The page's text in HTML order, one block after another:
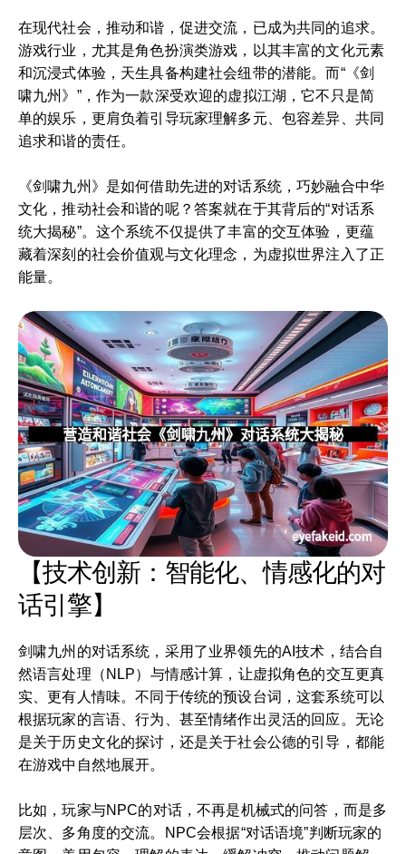
在现代社会，推动和谐，促进交流，已成为共同的追求。
游戏行业，尤其是角色扮演类游戏，以其丰富的文化元素
和沉浸式体验，天生具备构建社会纽带的潜能。而“《剑
啸九州》”，作为一款深受欢迎的虚拟江湖，它不只是简
单的娱乐，更肩负着引导玩家理解多元、包容差异、共同
追求和谐的责任。
《剑啸九州》是如何借助先进的对话系统，巧妙融合中华
文化，推动社会和谐的呢？答案就在于其背后的“对话系
统大揭秘”。这个系统不仅提供了丰富的交互体验，更蕴
藏着深刻的社会价值观与文化理念，为虚拟世界注入了正
能量。
【技术创新：智能化、情感化的对
话引擎】
剑啸九州的对话系统，采用了业界领先的AI技术，结合自
然语言处理（NLP）与情感计算，让虚拟角色的交互更真
实、更有人情味。不同于传统的预设台词，这套系统可以
根据玩家的言语、行为、甚至情绪作出灵活的回应。无论
是关于历史文化的探讨，还是关于社会公德的引导，都能
在游戏中自然地展开。
比如，玩家与NPC的对话，不再是机械式的问答，而是多
层次、多角度的交流。NPC会根据“对话语境”判断玩家的